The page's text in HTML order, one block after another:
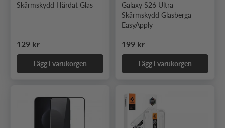
Skärmskydd Härdat Glas
Ordinarie pris
129 kr
Lägg i varukorgen
Galaxy S26 Ultra
Skärmskydd Glasberga
EasyApply
Ordinarie pris
199 kr
Lägg i varukorgen